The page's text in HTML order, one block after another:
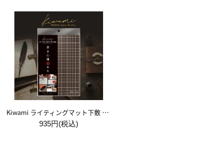
Kiwami ライティングマット下敷 A5【ブラウン&キャメル】
935円(税込)